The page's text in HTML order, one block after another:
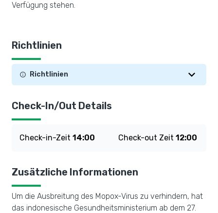
Verfügung stehen.
Richtlinien
Richtlinien
Check-In/Out Details
Check-in-Zeit 14:00 Check-out Zeit 12:00
Zusätzliche Informationen
Um die Ausbreitung des Mopox-Virus zu verhindern, hat
das indonesische Gesundheitsministerium ab dem 27.